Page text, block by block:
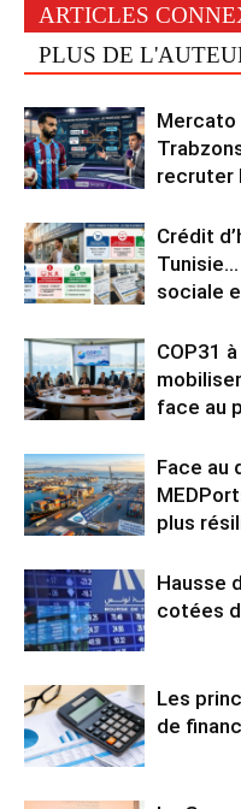
ARTICLES
PLUS DE
Mercato
recruter
Crédit
sociale
COP31
face au
Face au
plus
Hausse
cotées
Les
de